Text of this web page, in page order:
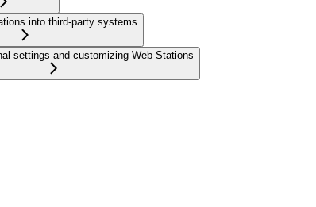
into third-party systems
settings and customizing Web Stations